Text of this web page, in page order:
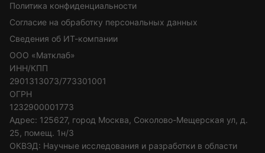
Политика конфиденциальности
Согласие на обработку персональных данных
Сведения об ИТ-компании
ООО «Матклаб»
ИНН/КПП
2901313073/773301001
ОГРН
1232900001773
Адрес: 125627, город Москва, Соколово-Мещерская ул, д.
25, помещ. 1н/3
ОКВЭД: Научные исследования и разработки в области